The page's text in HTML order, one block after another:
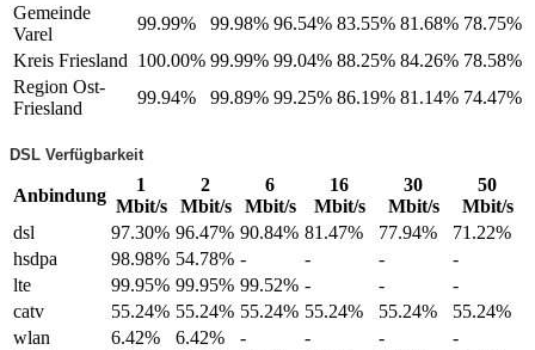
Gemeinde
Varel
99.99% 99.98% 96.54% 83.55% 81.68% 78.75%
Kreis Friesland 100.00% 99.99% 99.04% 88.25% 84.26% 78.58%
Region Ost-
Friesland
99.94% 99.89% 99.25% 86.19% 81.14% 74.47%
DSL Verfügbarkeit
Anbindung
1
Mbit/s
2
Mbit/s
6
Mbit/s
16
Mbit/s
30
Mbit/s
50
Mbit/s
dsl
97.30% 96.47% 90.84% 81.47% 77.94%
71.22%
hsdpa
98.98% 54.78% - - -
-
lte
99.95% 99.95% 99.52% - -
-
catv
55.24% 55.24% 55.24% 55.24% 55.24%
55.24%
wlan
6.42% 6.42% - - -
-